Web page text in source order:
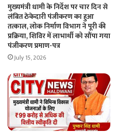
मुख्यमंत्री धामी के निर्देश पर चार दिन से
लंबित ठेकेदारी पंजीकरण का हुआ
तत्काल, लोक निर्माण विभाग ने पूरी की
प्रक्रिया, शिविर में लाभार्थी को सौंपा गया
पंजीकरण प्रमाण-पत्र
July 15, 2026